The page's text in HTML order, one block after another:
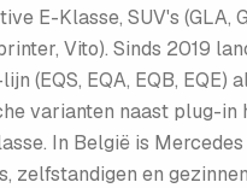
E-Klasse, SUV's (GLA,
Vito). Sinds 2019
(EQS, EQA, EQB, EQE)
varianten naast plug-in
In België is
zelfstandigen en